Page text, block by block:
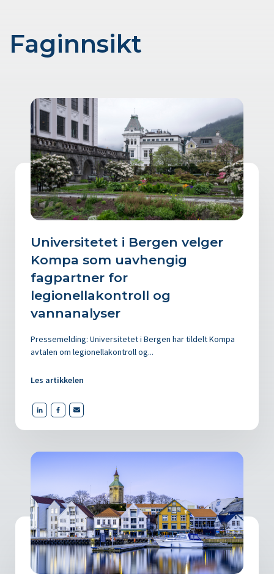
Faginnsikt
Universitetet i Bergen velger
Kompa som uavhengig
fagpartner for
legionellakontroll og
vannanalyser
Pressemelding: Universitetet i Bergen har tildelt Kompa
avtalen om legionellakontroll og...
Les artikkelen